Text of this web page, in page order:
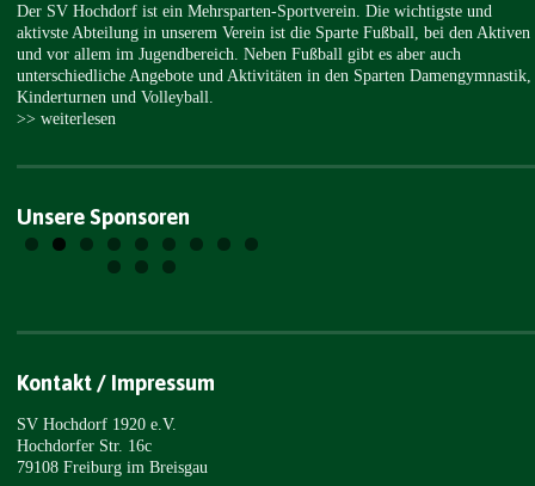
Der SV Hochdorf ist ein Mehrsparten-Sportverein. Die wichtigste und
aktivste Abteilung in unserem Verein ist die Sparte Fußball, bei den Aktiven
und vor allem im Jugendbereich. Neben Fußball gibt es aber auch
unterschiedliche Angebote und Aktivitäten in den Sparten Damengymnastik,
Kinderturnen und Volleyball.
>> weiterlesen
Unsere Sponsoren
Kontakt / Impressum
SV Hochdorf 1920 e.V.
Hochdorfer Str. 16c
79108 Freiburg im Breisgau